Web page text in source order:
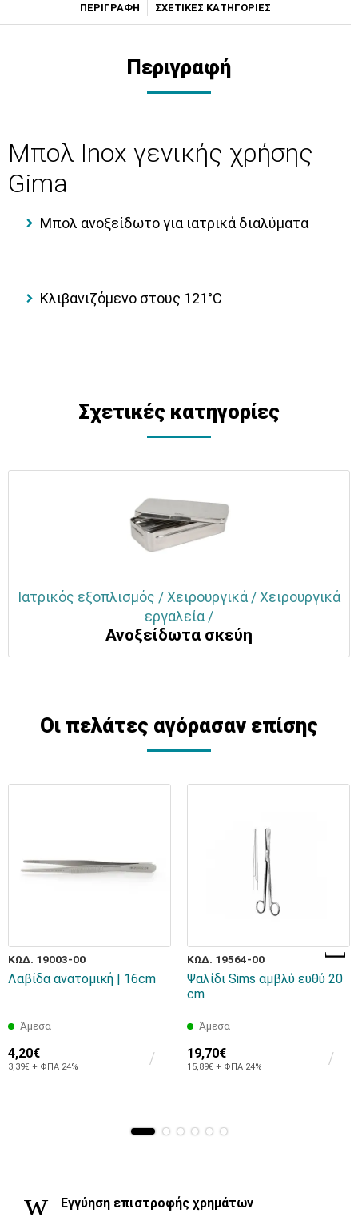
ΠΕΡΙΓΡΑΦΗ ΣΧΕΤΙΚΕΣ ΚΑΤΗΓΟΡΙΕΣ
Περιγραφή
Μπολ Ιnox γενικής χρήσης
Gima
Μπολ ανοξείδωτo για ιατρικά διαλύματα
Κλιβανιζόμενο στους 121°C
Σχετικές κατηγορίες
Ιατρικός εξοπλισμός / Χειρουργικά / Χειρουργικά
εργαλεία /
Ανοξείδωτα σκεύη
Οι πελάτες αγόρασαν επίσης
ΚΩΔ. 19003-00
Λαβίδα ανατομική | 16cm
Άμεσα
4,20€
3,39€ + ΦΠΑ 24%
ΚΩΔ. 19564-00
Ψαλίδι Sims αμβλύ ευθύ 20
cm
Άμεσα
19,70€
15,89€ + ΦΠΑ 24%
Εγγύηση επιστροφής χρημάτων